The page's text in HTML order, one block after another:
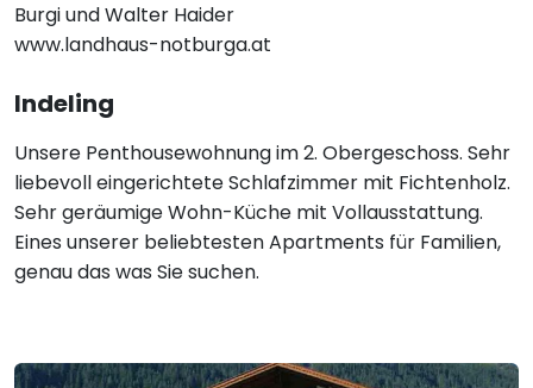
Burgi und Walter Haider
www.landhaus-notburga.at
Indeling
Unsere Penthousewohnung im 2. Obergeschoss. Sehr
liebevoll eingerichtete Schlafzimmer mit Fichtenholz.
Sehr geräumige Wohn-Küche mit Vollausstattung.
Eines unserer beliebtesten Apartments für Familien,
genau das was Sie suchen.